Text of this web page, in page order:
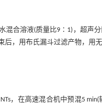
混合溶液(质量比9∶1)，超声
后，用布氏漏斗过滤产物，用
，在高速混合机中预混5